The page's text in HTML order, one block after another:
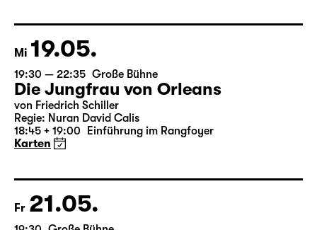
Regie: Enrico Lübbe
Karten
Mi 19.05.
19:30 — 22:35 Große Bühne
Die Jungfrau von Orleans
18:45 + 19:00 Einführung im Rangfoyer
Karten